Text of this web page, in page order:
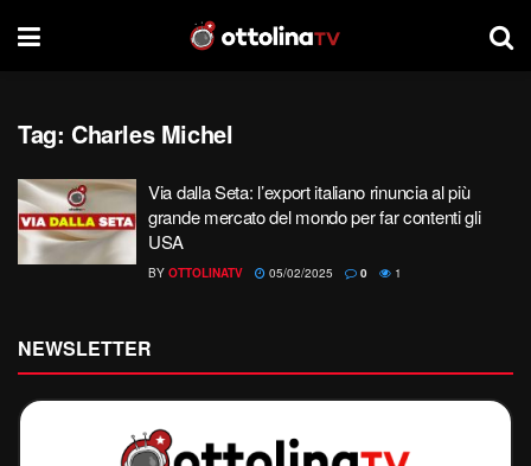
Tag: Charles Michel
Via dalla Seta: l’export italiano rinuncia al più
grande mercato del mondo per far contenti gli
USA
BY OTTOLINATV 05/02/2025 0 1
NEWSLETTER